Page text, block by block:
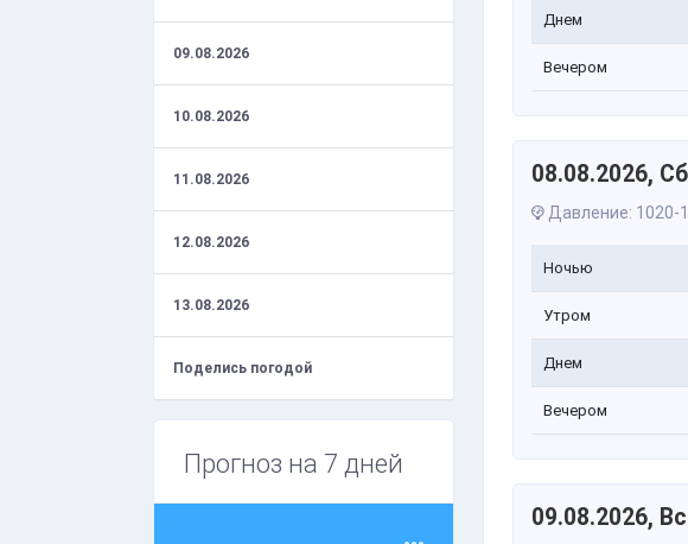
09.08.2026
10.08.2026
11.08.2026
12.08.2026
13.08.2026
Поделись погодой
Прогноз на 7 дней
Днем
Вечером
08.08.2026,
Давление: 1020-
Ночью
Утром
Днем
Вечером
09.08.2026,